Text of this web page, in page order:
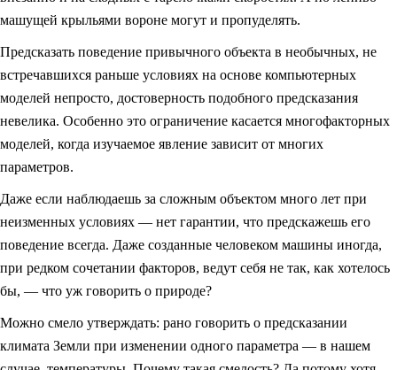
машущей крыльями вороне могут и пропуделять.
Предсказать поведение привычного объекта в необычных, не
встречавшихся раньше условиях на основе компьютерных
моделей непросто, достоверность подобного предсказания
невелика. Особенно это ограничение касается многофакторных
моделей, когда изучаемое явление зависит от многих
параметров.
Даже если наблюдаешь за сложным объектом много лет при
неизменных условиях — нет гарантии, что предскажешь его
поведение всегда. Даже созданные человеком машины иногда,
при редком сочетании факторов, ведут себя не так, как хотелось
бы, — что уж говорить о природе?
Можно смело утверждать: рано говорить о предсказании
климата Земли при изменении одного параметра — в нашем